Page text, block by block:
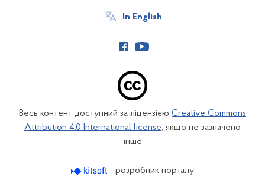
In English
Весь контент доступний за ліцензією Creative Commons
Attribution 4.0 International license, якщо не зазначено
інше
розробник порталу